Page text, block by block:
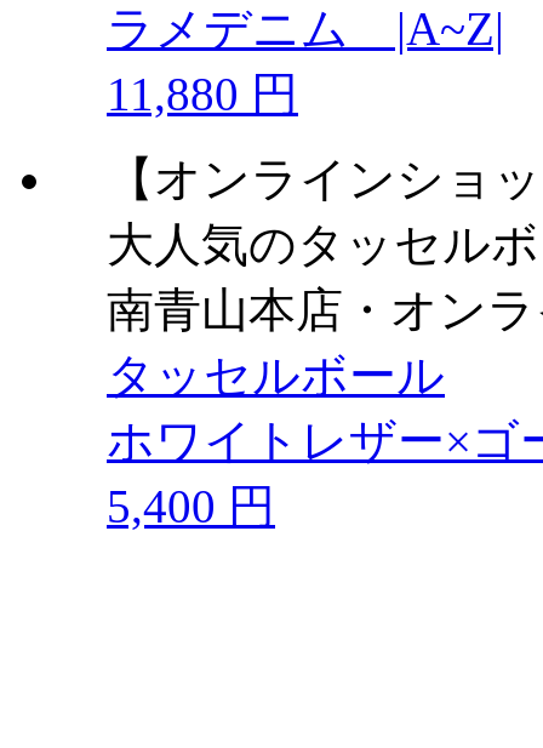
ラメデニム |A~Z|
11,880 円
【オンラインショ
大人気のタッセル
南青山本店・オン
タッセルボール
ホワイトレザー×ゴ
5,400 円